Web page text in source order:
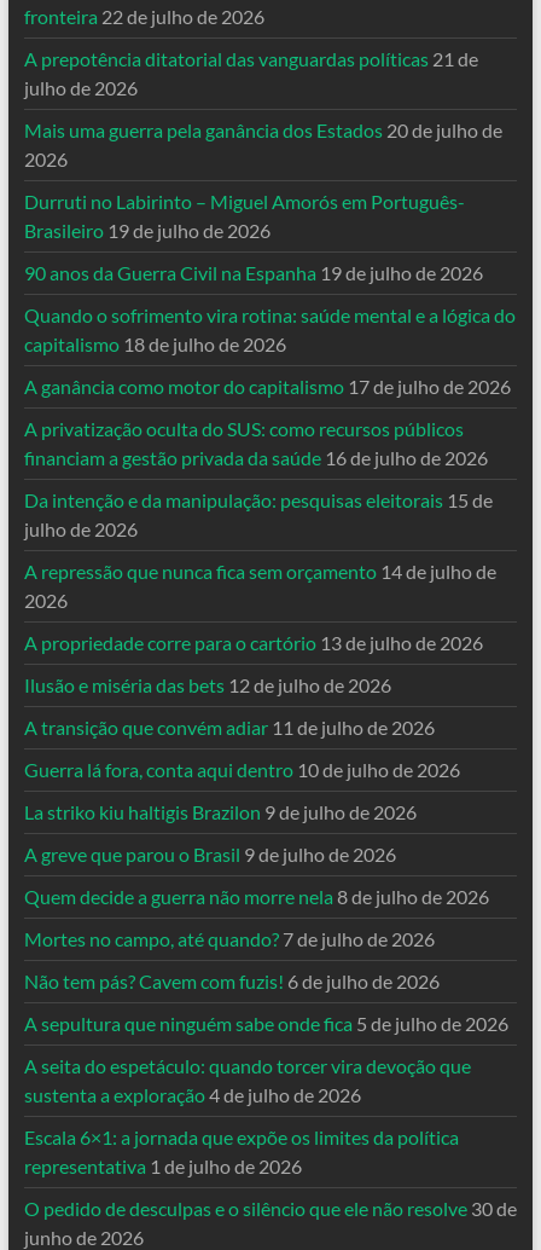
fronteira 22 de julho de 2026
A prepotência ditatorial das vanguardas políticas 21 de
julho de 2026
Mais uma guerra pela ganância dos Estados 20 de julho de
2026
Durruti no Labirinto – Miguel Amorós em Português-
Brasileiro 19 de julho de 2026
90 anos da Guerra Civil na Espanha 19 de julho de 2026
Quando o sofrimento vira rotina: saúde mental e a lógica do
capitalismo 18 de julho de 2026
A ganância como motor do capitalismo 17 de julho de 2026
A privatização oculta do SUS: como recursos públicos
financiam a gestão privada da saúde 16 de julho de 2026
Da intenção e da manipulação: pesquisas eleitorais 15 de
julho de 2026
A repressão que nunca fica sem orçamento 14 de julho de
2026
A propriedade corre para o cartório 13 de julho de 2026
Ilusão e miséria das bets 12 de julho de 2026
A transição que convém adiar 11 de julho de 2026
Guerra lá fora, conta aqui dentro 10 de julho de 2026
La striko kiu haltigis Brazilon 9 de julho de 2026
A greve que parou o Brasil 9 de julho de 2026
Quem decide a guerra não morre nela 8 de julho de 2026
Mortes no campo, até quando? 7 de julho de 2026
Não tem pás? Cavem com fuzis! 6 de julho de 2026
A sepultura que ninguém sabe onde fica 5 de julho de 2026
A seita do espetáculo: quando torcer vira devoção que
sustenta a exploração4 de julho de 2026
Escala 6×1: a jornada que expõe os limites da política
representativa 1 de julho de 2026
O pedido de desculpas e o silêncio que ele não resolve 30 de
junho de 2026